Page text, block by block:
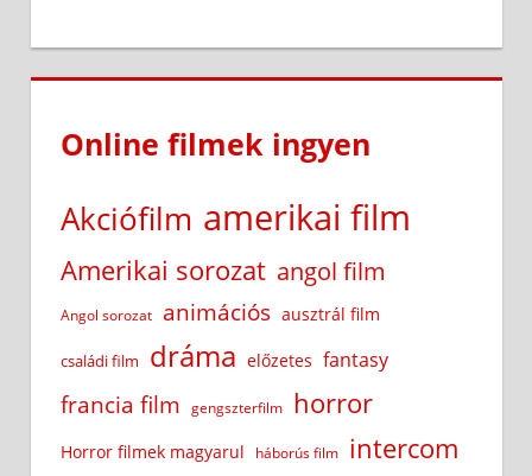
Online filmek ingyen
Akciófilm amerikai film
Amerikai sorozat angol film
Angol sorozat animációs ausztrál film
családi film dráma előzetes fantasy
francia film gengszterfilm horror
Horror filmek magyarul háborús film intercom